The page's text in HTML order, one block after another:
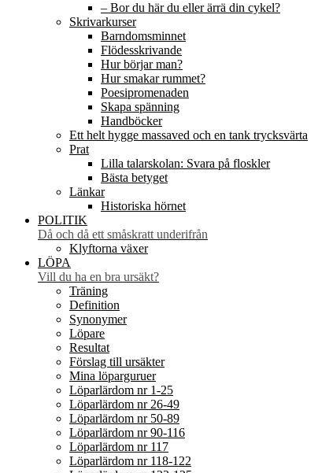
– Bor du här du eller ärrä din cykel?
Skrivarkurser
Barndomsminnet
Flödesskrivande
Hur börjar man?
Hur smakar rummet?
Poesipromenaden
Skapa spänning
Handböcker
Ett helt hygge massaved och en tank trycksvärta
Prat
Lilla talarskolan: Svara på floskler
Bästa betyget
Länkar
Historiska hörnet
POLITIK
Då och då ett småskratt underifrån
Klyftorna växer
LÖPA
Vill du ha en bra ursäkt?
Träning
Definition
Synonymer
Löpare
Resultat
Förslag till ursäkter
Mina löparguruer
Löparlärdom nr 1-25
Löparlärdom nr 26-49
Löparlärdom nr 50-89
Löparlärdom nr 90-116
Löparlärdom nr 117
Löparlärdom nr 118-122